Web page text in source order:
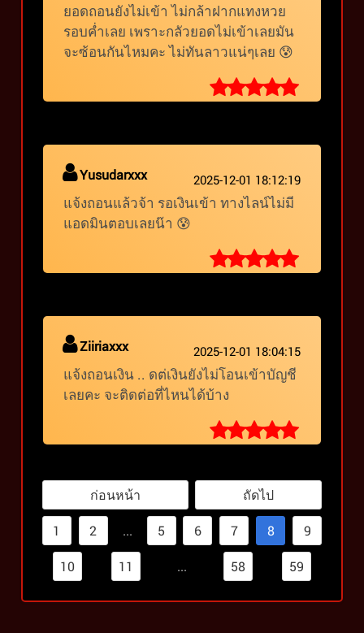
ยอดถอนยังไม่เข้า ไม่กล้าฝากแทงหวย
รอบค่ำเลย เพราะกลัวยอดไม่เข้าเลยมัน
จะซ้อนกันไหมคะ ไม่ทันลาวแน่ๆเลย 😰
Yusudarxxx 2025-12-01 18:12:19
แจ้งถอนแล้วจ้า รอเงินเข้า ทางไลน์ไม่มี
แอดมินตอบเลยน๊า 😰
Ziiriaxxx 2025-12-01 18:04:15
แจ้งถอนเงิน .. ดต่เงินยังไม่โอนเข้าบัญชี
เลยคะ จะติดต่อที่ไหนได้บ้าง
ก่อนหน้า ถัดไป
1 2 ... 5 6 7 8 9
10 11 ... 58 59